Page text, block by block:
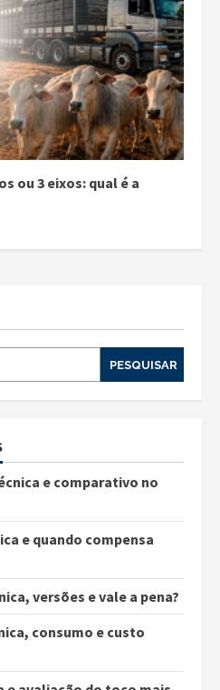
ou 3 eixos: qual é a
PESQUISAR
e comparativo no
e quando compensa
versões e vale a pena?
consumo e custo